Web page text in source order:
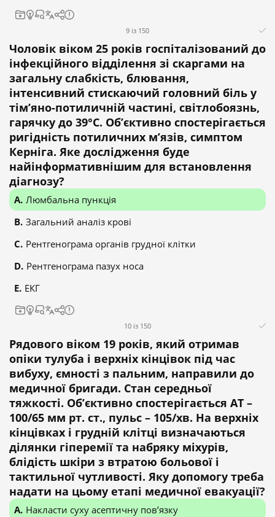
9 із 150
Чоловік віком 25 років госпіталізований до
інфекційного відділення зі скаргами на
загальну слабкість, блювання,
інтенсивний стискаючий головний біль у
тім’яно-потиличній частині, світлобоязнь,
гарячку до 39°C. Об’єктивно спостерігається
ригідність потиличних м’язів, симптом
Керніга. Яке дослідження буде
найінформативнішим для встановлення
діагнозу?
Люмбальна пункція
Загальний аналіз крові
Рентгенограма органів грудної клітки
Рентгенограма пазух носа
ЕКГ
10 із 150
Рядового віком 19 років, який отримав
опіки тулуба і верхніх кінцівок під час
вибуху, ємності з пальним, направили до
медичної бригади. Стан середньої
тяжкості. Об’єктивно спостерігається АТ –
100/65 мм рт. ст., пульс – 105/хв. На верхніх
кінцівках і грудній клітці визначаються
ділянки гіперемії та набряку міхурів,
блідість шкіри з втратою больової і
тактильної чутливості. Яку допомогу треба
надати на цьому етапі медичної евакуації?
Накласти суху асептичну пов’язку